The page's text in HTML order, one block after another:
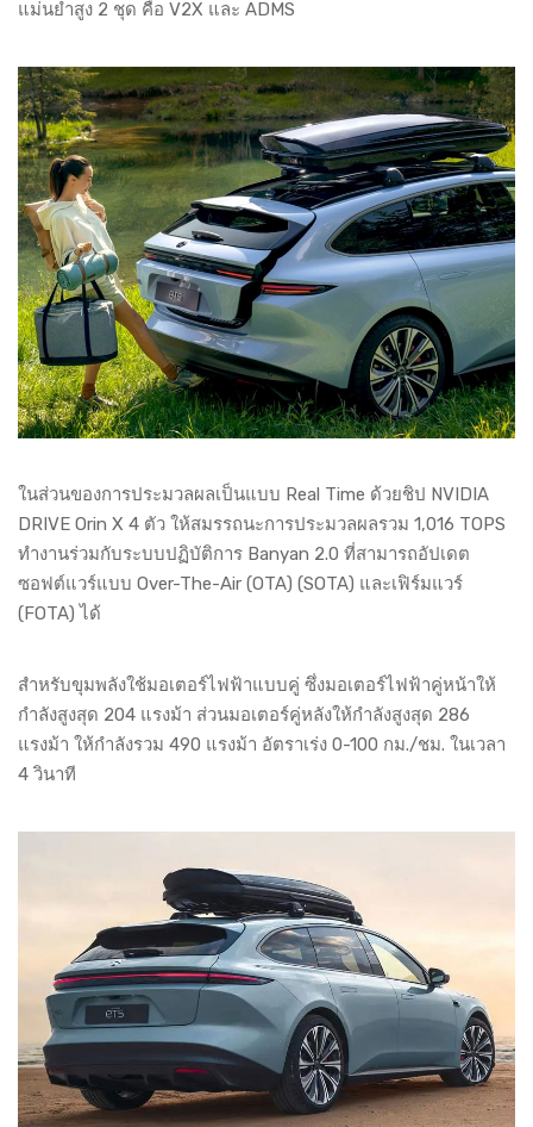
แม่นยำสูง 2 ชุด คือ V2X และ ADMS
ในส่วนของการประมวลผลเป็นแบบ Real Time ด้วยชิป NVIDIA
DRIVE Orin X 4 ตัว ให้สมรรถนะการประมวลผลรวม 1,016 TOPS
ทำงานร่วมกับระบบปฏิบัติการ Banyan 2.0 ที่สามารถอัปเดต
ซอฟต์แวร์แบบ Over-The-Air (OTA) (SOTA) และเฟิร์มแวร์
(FOTA) ได้
สำหรับขุมพลังใช้มอเตอร์ไฟฟ้าแบบคู่ ซึ่งมอเตอร์ไฟฟ้าคู่หน้าให้
กำลังสูงสุด 204 แรงม้า ส่วนมอเตอร์คู่หลังให้กำลังสูงสุด 286
แรงม้า ให้กำลังรวม 490 แรงม้า อัตราเร่ง 0-100 กม./ชม. ในเวลา
4 วินาที